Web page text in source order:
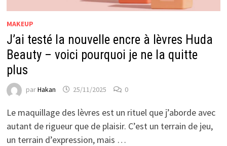
MAKEUP
J’ai testé la nouvelle encre à lèvres Huda
Beauty – voici pourquoi je ne la quitte
plus
parHakan 25/11/2025 0
Le maquillage des lèvres est un rituel que j’aborde avec
autant de rigueur que de plaisir. C’est un terrain de jeu,
un terrain d’expression, mais …